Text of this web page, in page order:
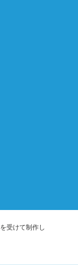
を受けて制作し